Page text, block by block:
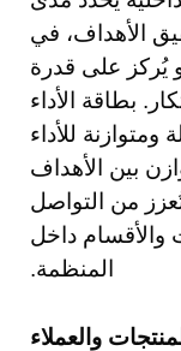
الأهداف، في
يُركز على قدرة
بطاقة الأداء
للأداء
بين الأهداف
من التواصل
والأقسام داخل
المنظمة.
والعملاء